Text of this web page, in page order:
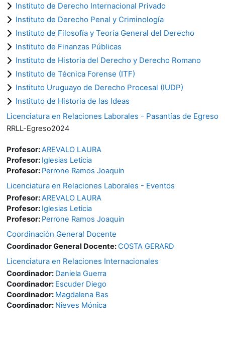
Instituto de Derecho Internacional Privado
Instituto de Derecho Penal y Criminología
Instituto de Filosofía y Teoría General del Derecho
Instituto de Finanzas Públicas
Instituto de Historia del Derecho y Derecho Romano
Instituto de Técnica Forense (ITF)
Instituto Uruguayo de Derecho Procesal (IUDP)
Instituto de Historia de las Ideas
Licenciatura en Relaciones Laborales - Pasantías de Egreso
RRLL-Egreso2024
Profesor:AREVALO LAURA
Profesor: Iglesias Leticia
Profesor: Perrone Ramos Joaquin
Licenciatura en Relaciones Laborales - Eventos
Profesor:AREVALO LAURA
Profesor: Iglesias Leticia
Profesor: Perrone Ramos Joaquin
Coordinación General Docente
Coordinador General Docente:COSTA GERARD
Licenciatura en Relaciones Internacionales
Coordinador: Daniela Guerra
Coordinador: Escuder Diego
Coordinador: Magdalena Bas
Coordinador: Nieves Mónica